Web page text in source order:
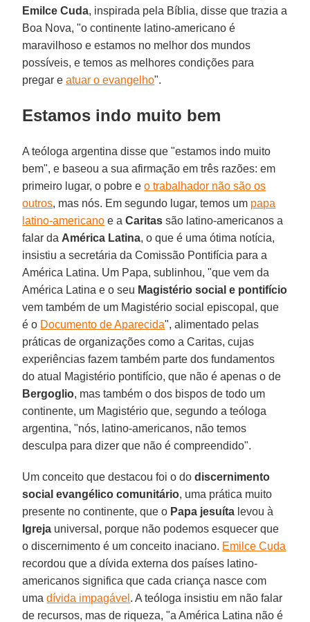
Emilce Cuda, inspirada pela Bíblia, disse que trazia a
Boa Nova, "o continente latino-americano é
maravilhoso e estamos no melhor dos mundos
possíveis, e temos as melhores condições para
pregar eatuar o evangelho".
Estamos indo muito bem
A teóloga argentina disse que "estamos indo muito
bem", e baseou a sua afirmação em três razões: em
primeiro lugar, o pobre eo trabalhador não são os
outros, mas nós. Em segundo lugar, temos um papa
latino-americano e aCaritas são latino-americanos a
falar da América Latina, o que é uma ótima notícia,
insistiu a secretária da Comissão Pontifícia para a
América Latina. Um Papa, sublinhou, "que vem da
América Latina e o seu Magistério social e pontifício
vem também de um Magistério social episcopal, que
é o Documento de Aparecida", alimentado pelas
práticas de organizações como a Caritas, cujas
experiências fazem também parte dos fundamentos
do atual Magistério pontifício, que não é apenas o de
Bergoglio, mas também o dos bispos de todo um
continente, um Magistério que, segundo a teóloga
argentina, "nós, latino-americanos, não temos
desculpa para dizer que não é compreendido".
Um conceito que destacou foi o dodiscernimento
social evangélico comunitário, uma prática muito
presente no continente, que o Papa jesuíta levou à
Igreja universal, porque não podemos esquecer que
o discernimento é um conceito inaciano. Emilce Cuda
recordou que a dívida externa dos países latino-
americanos significa que cada criança nasce com
umadívida impagável . A teóloga insistiu em não falar
de recursos, mas de riqueza, "a América Latina não é